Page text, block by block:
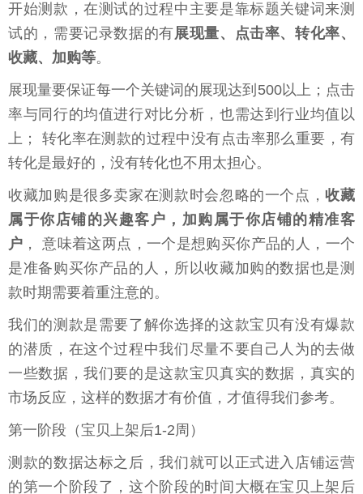
开始测款，在测试的过程中主要是靠标题关键词来测
试的，需要记录数据的有展现量、点击率、转化率、
收藏、加购等。
展现量要保证每一个关键词的展现达到500以上；点击
率与同行的均值进行对比分析，也需达到行业均值以
上； 转化率在测款的过程中没有点击率那么重要，有
转化是最好的，没有转化也不用太担心。
收藏加购是很多卖家在测款时会忽略的一个点，收藏
属于你店铺的兴趣客户，加购属于你店铺的精准客
户 ， 意味着这两点，一个是想购买你产品的人，一个
是准备购买你产品的人，所以收藏加购的数据也是测
款时期需要着重注意的。
我们的测款是需要了解你选择的这款宝贝有没有爆款
的潜质，在这个过程中我们尽量不要自己人为的去做
一些数据，我们要的是这款宝贝真实的数据，真实的
市场反应，这样的数据才有价值，才值得我们参考。
第一阶段（宝贝上架后1-2周）
测款的数据达标之后，我们就可以正式进入店铺运营
的第一个阶段了，这个阶段的时间大概在宝贝上架后